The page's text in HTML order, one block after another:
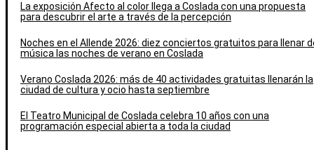
La exposición Afecto al color llega a Coslada con una propuesta
para descubrir el arte a través de la percepción
Noches en el Allende 2026: diez conciertos gratuitos para llenar
música las noches de verano en Coslada
Verano Coslada 2026: más de 40 actividades gratuitas llenarán la
ciudad de cultura y ocio hasta septiembre
El Teatro Municipal de Coslada celebra 10 años con una
programación especial abierta a toda la ciudad